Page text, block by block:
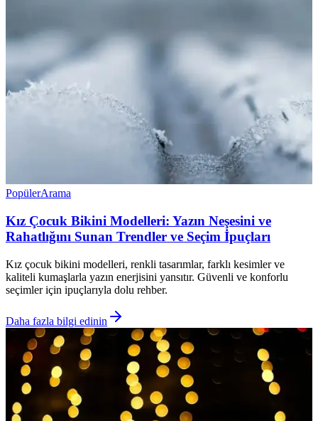
PopülerArama
Kız Çocuk Bikini Modelleri: Yazın Neşesini ve
Rahatlığını Sunan Trendler ve Seçim İpuçları
Kız çocuk bikini modelleri, renkli tasarımlar, farklı kesimler ve
kaliteli kumaşlarla yazın enerjisini yansıtır. Güvenli ve konforlu
seçimler için ipuçlarıyla dolu rehber.
Daha fazla bilgi edinin